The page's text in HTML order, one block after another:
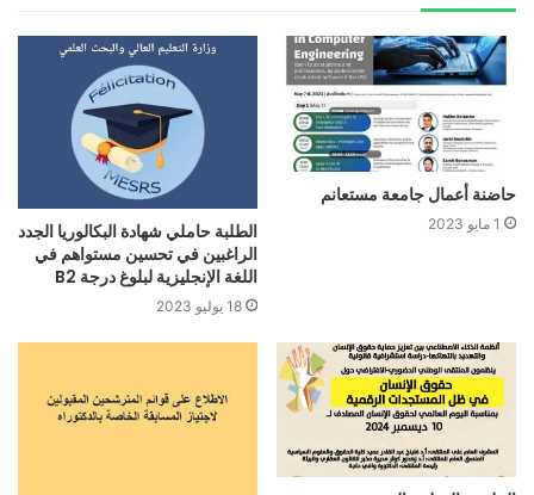
حاضنة أعمال جامعة مستعانم
1 مايو 2023
الطلبة حاملي شهادة البكالوريا الجدد
الراغبين في تحسين مستواهم في
اللغة الإنجليزية لبلوغ درجة B2
18 يوليو 2023